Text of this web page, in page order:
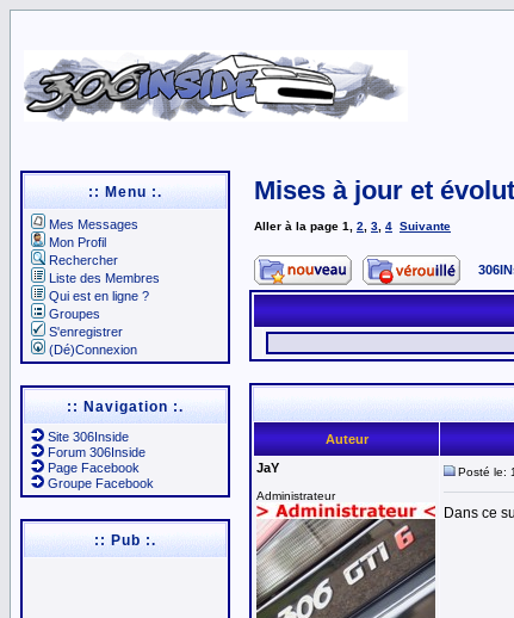
:: Menu :.
Mes Messages
Mon Profil
Rechercher
Liste des Membres
Qui est en ligne ?
Groupes
S'enregistrer
(Dé)Connexion
:: Navigation :.
Site 306Inside
Forum 306Inside
Page Facebook
Groupe Facebook
:: Pub :.
Mises à jour et
Aller à la page 1 2 3 4 Suivante
Auteur
JaY
Administrateur
Posté le:
Dans ce